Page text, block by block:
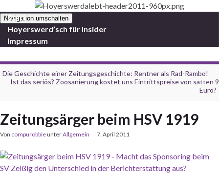
Navigation umschalten
Start
Hoyerswerd’sch für Insider
Impressum
Die Geschichte einer Zeitungsgeschichte: Rentner als Rad-Rambo!
Ist das seriös? Zoosanierung kostet uns Eintrittspreise von satten 9
Euro?
Zeitungsärger beim HSV 1919
Von compurobbieunterAllgemein 7. April 2011